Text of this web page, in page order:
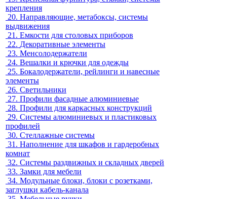
крепления
20. Направляющие, метабоксы, системы
выдвижения
21. Емкости для столовых приборов
22. Декоративные элементы
23. Менсолодержатели
24. Вешалки и крючки для одежды
25. Бокалодержатели, рейлинги и навесные
элементы
26. Светильники
27. Профили фасадные алюминиевые
28. Профили для каркасных конструкций
29. Системы алюминиевых и пластиковых
профилей
30. Стеллажные системы
31. Наполнение для шкафов и гардеробных
комнат
32. Системы раздвижных и складных дверей
33. Замки для мебели
34. Модульные блоки, блоки с розетками,
заглушки кабель-канала